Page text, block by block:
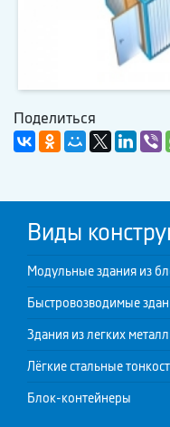
Поделиться
Виды
Модульные здания из
Быстровозводимые
Здания из легких
Лёгкие стальные
Блок-контейнеры